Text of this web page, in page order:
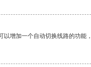
增加一个自动切换线路的功能